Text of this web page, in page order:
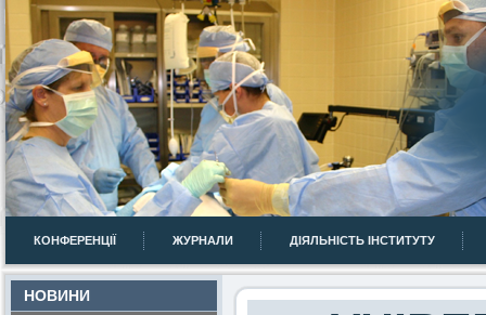
КОНФЕРЕНЦІЇ ЖУРНАЛИ ДІЯЛЬНІСТЬ ІНСТИТУТУ
НОВИНИ